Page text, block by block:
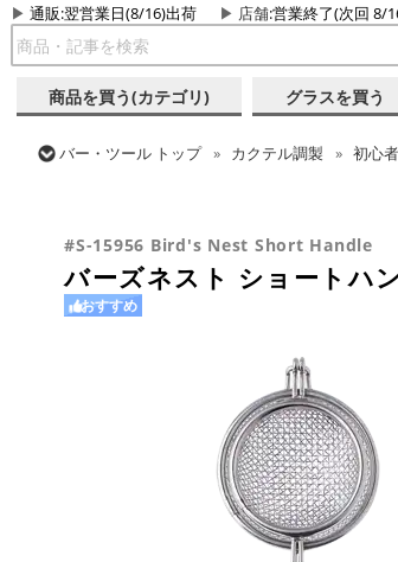
通販:翌営業日(8/16)出荷 店舗:営業終了(次回 8/
商品を買う(カテゴリ) グラスを買う
バー・ツール トップ カクテル調製 初心
#S-15956 Bird's Nest Short Handle
バーズネスト ショートハ
おすすめ